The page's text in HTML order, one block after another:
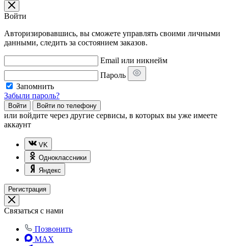
Войти
Авторизировавшись, вы сможете управлять своими личными
данными, следить за состоянием заказов.
Email или никнейм
Пароль
Запомнить
Забыли пароль?
Войти Войти по телефону
или войдите через другие сервисы, в которых вы уже имеете
аккаунт
VK
Одноклассники
Яндекс
Регистрация
Связаться с нами
Позвонить
MAX